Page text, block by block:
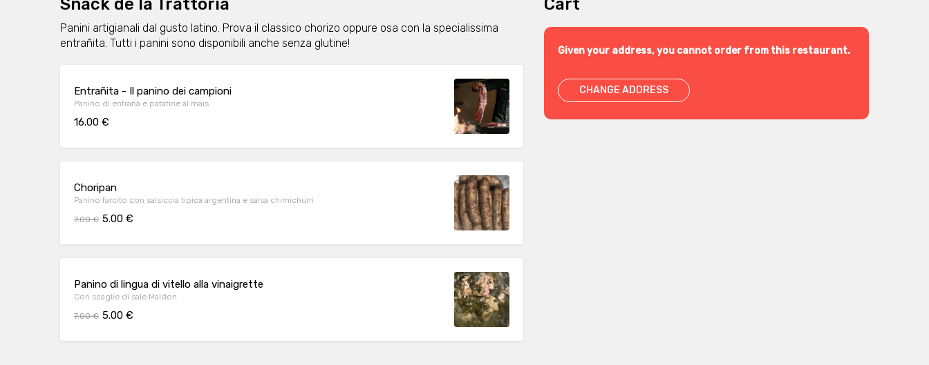
Snack de la Trattoria
Panini artigianali dal gusto latino. Prova il classico chorizo oppure osa con la specialissima
entrañita. Tutti i panini sono disponibili anche senza glutine!
Entrañita - Il panino dei campioni
Panino di entraña e patatine al mais
16.00 €
Choripan
Panino farcito con salsiccia tipica argentina e salsa chimichurri
7.00 € 5.00 €
Panino di lingua di vitello alla vinaigrette
Con scaglie di sale Maldon
7.00 € 5.00 €
Cart
Given your address, you cannot order from this restaurant.
CHANGE ADDRESS